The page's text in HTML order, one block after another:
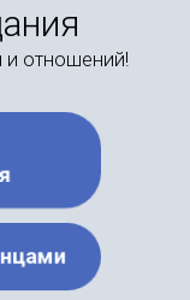
и отношений!